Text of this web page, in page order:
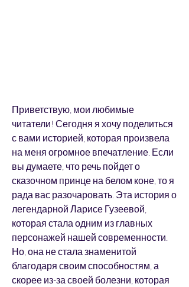
Приветствую, мои любимые
читатели! Сегодня я хочу поделиться
с вами историей, которая произвела
на меня огромное впечатление. Если
вы думаете, что речь пойдет о
сказочном принце на белом коне, то я
рада вас разочаровать. Эта история о
легендарной Ларисе Гузеевой,
которая стала одним из главных
персонажей нашей современности.
Но, она не стала знаменитой
благодаря своим способностям, а
скорее из-за своей болезни, которая